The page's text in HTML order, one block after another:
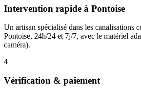
Intervention rapide à Pontoise
Un artisan spécialisé dans les canalisations
Pontoise, 24h/24 et 7j/7, avec le matériel
caméra).
4
Vérification & paiement